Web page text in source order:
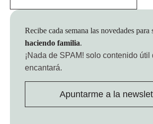
Recibe cada semana las novedades para
haciendo familia.
¡Nada de SPAM! solo contenido útil
encantará.
Apuntarme a la